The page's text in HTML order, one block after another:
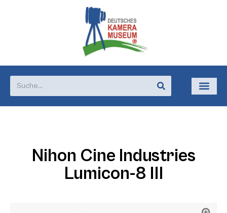
Nihon Cine Industries
Lumicon-8 III